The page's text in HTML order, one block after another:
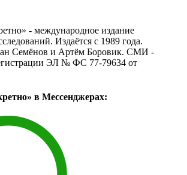
- международное издание
Издаётся с 1989 года.
Семёнов и Артём Боровик. CМИ -
ЭЛ № ФС 77-79634 от
в Мессенджерах: